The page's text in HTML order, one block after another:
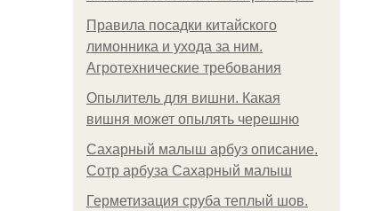
Правила посадки китайского
лимонника и ухода за ним.
Агротехнические требования
Опылитель для вишни. Какая
вишня может опылять черешню
Сахарный малыш арбуз описание.
Сотр арбуза Сахарный малыш
Герметизация сруба теплый шов.